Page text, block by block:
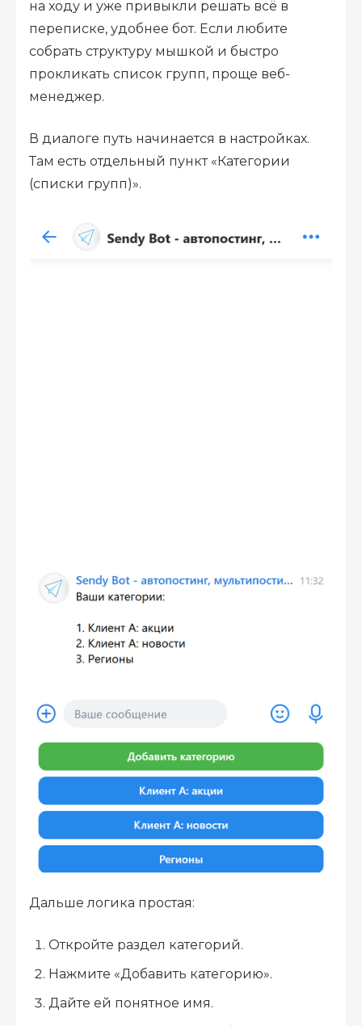
на ходу и уже привыкли решать всё в
переписке, удобнее бот. Если любите
собрать структуру мышкой и быстро
прокликать список групп, проще веб-
менеджер.
В диалоге путь начинается в настройках.
Там есть отдельный пункт «Категории
(списки групп)».
Дальше логика простая:
Откройте раздел категорий.
Нажмите «Добавить категорию».
Дайте ей понятное имя.